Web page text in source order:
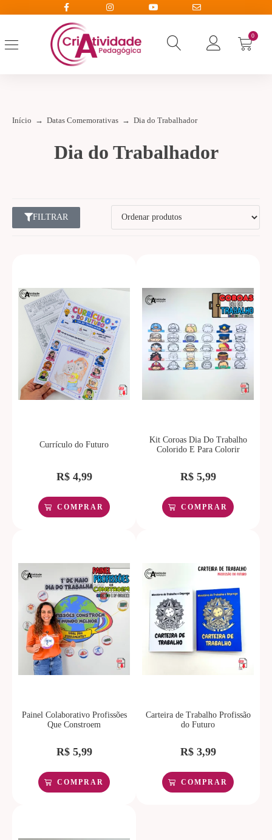
0
Início → Datas Comemorativas → Dia do Trabalhador
Dia do Trabalhador
FILTRAR
Currículo do Futuro
R$4,99
COMPRAR
Kit Coroas Dia Do Trabalho
Colorido E Para Colorir
R$5,99
COMPRAR
Painel Colaborativo Profissões
Que Constroem
R$5,99
COMPRAR
Carteira de Trabalho Profissão
do Futuro
R$3,99
COMPRAR